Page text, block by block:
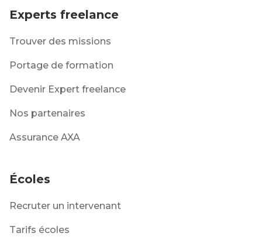
Experts freelance
Trouver des missions
Portage de formation
Devenir Expert freelance
Nos partenaires
Assurance AXA
Écoles
Recruter un intervenant
Tarifs écoles